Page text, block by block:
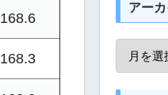
168.6
168.3
アー